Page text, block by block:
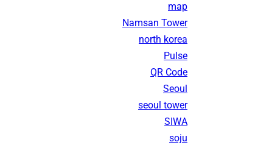
map
Namsan Tower
north korea
Pulse
QR Code
Seoul
seoul tower
SIWA
soju